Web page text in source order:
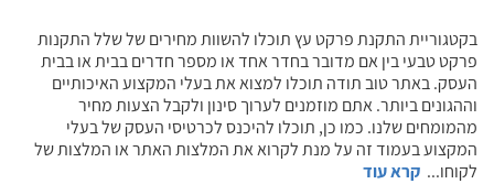
בקטגוריית התקנת פרקט עץ תוכלו להשוות מחירים של שלל התקנות
פרקט טבעי בין אם מדובר בחדר אחד או מספר חדרים בבית או בבית
העסק. באתר טוב תודה תוכלו למצוא את בעלי המקצוע האיכותיים
וההגונים ביותר. אתם מוזמנים לערוך סינון ולקבל הצעות מחיר
מהמומחים שלנו. כמו כן, תוכלו להיכנס לכרטיסי העסק של בעלי
המקצוע בעמוד זה על מנת לקרוא את המלצות האתר או המלצות של
לקוחו... קרא עוד